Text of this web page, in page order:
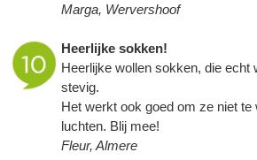
Marga, Wervershoof
Heerlijke sokken!
Heerlijke wollen sokken, die echt
stevig.
Het werkt ook goed om ze niet
luchten. Blij mee!
Fleur, Almere